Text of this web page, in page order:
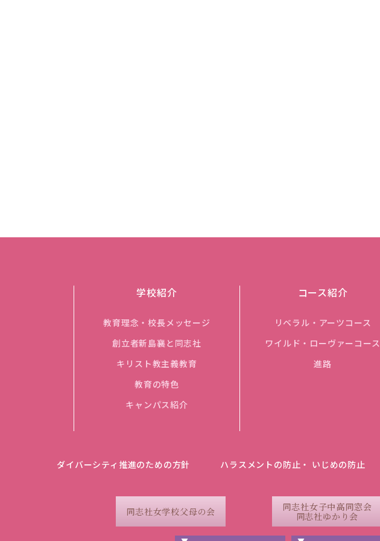
学校紹介
教育理念・校長メッセージ
創立者新島襄と同志社
キリスト教主義教育
教育の特色
キャンパス紹介
コース紹介
リベラル・アーツコース
ワイルド・ローヴァーコース
進路
ダイバーシティ推進のための方針 ハラスメントの防止・ いじめの防止
同志社女学校父母の会
同志社女子中高同窓会
同志社ゆかり会